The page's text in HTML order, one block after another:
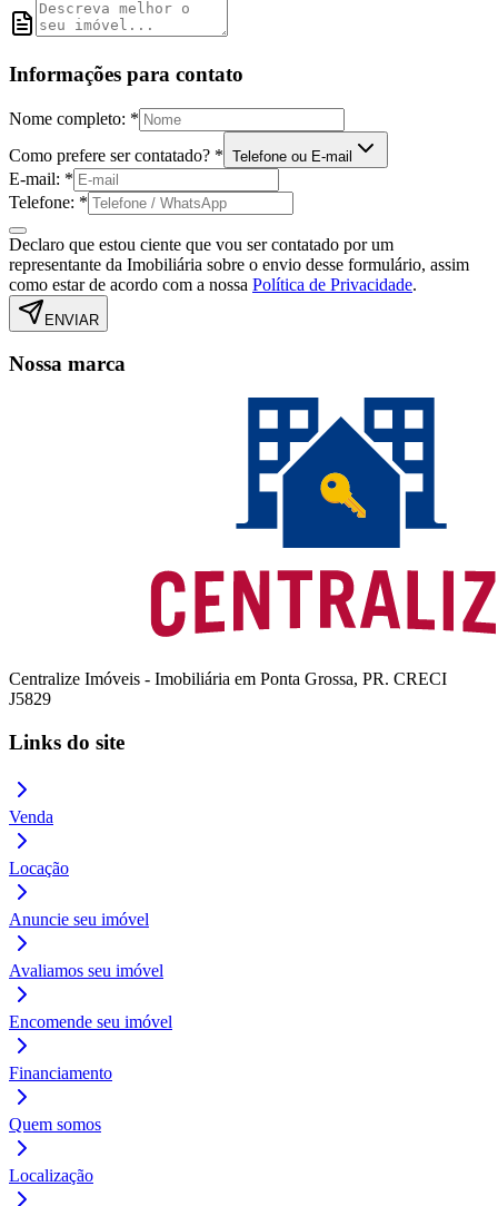
Informações para contato
Nome completo: *
Como prefere ser contatado? * Telefone ou E-mail
E-mail: *
Telefone: *
Declaro que estou ciente que vou ser contatado por um
representante da Imobiliária sobre o envio desse formulário, assim
como estar de acordo com a nossa Política de Privacidade.
ENVIAR
Nossa marca
Centralize Imóveis - Imobiliária em Ponta Grossa, PR. CRECI
J5829
Links do site
Venda
Locação
Anuncie seu imóvel
Avaliamos seu imóvel
Encomende seu imóvel
Financiamento
Quem somos
Localização